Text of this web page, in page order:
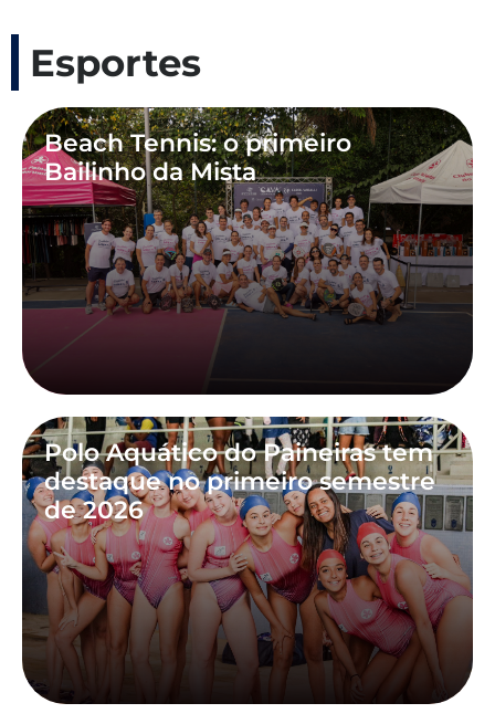
Esportes
Beach Tennis: o primeiro
Bailinho da Mista
Polo Aquático do Paineiras tem
destaque no primeiro semestre
de 2026